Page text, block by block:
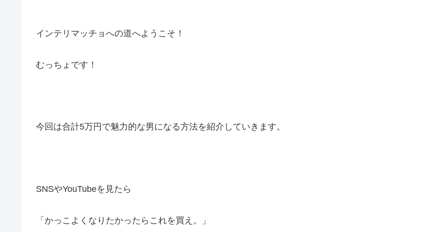
インテリマッチョへの道へようこそ！
むっちょです！
今回は合計5万円で魅力的な男になる方法を紹介していきます。
SNSやYouTubeを見たら
「かっこよくなりたかったらこれを買え。」